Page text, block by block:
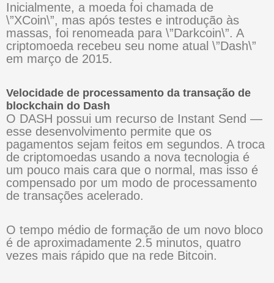
Inicialmente, a moeda foi chamada de
\”XCoin\”, mas após testes e introdução às
massas, foi renomeada para \”Darkcoin\”. A
criptomoeda recebeu seu nome atual \”Dash\”
em março de 2015.
Velocidade de processamento da transação de
blockchain do Dash
O DASH possui um recurso de Instant Send —
esse desenvolvimento permite que os
pagamentos sejam feitos em segundos. A troca
de criptomoedas usando a nova tecnologia é
um pouco mais cara que o normal, mas isso é
compensado por um modo de processamento
de transações acelerado.
O tempo médio de formação de um novo bloco
é de aproximadamente 2.5 minutos, quatro
vezes mais rápido que na rede Bitcoin.